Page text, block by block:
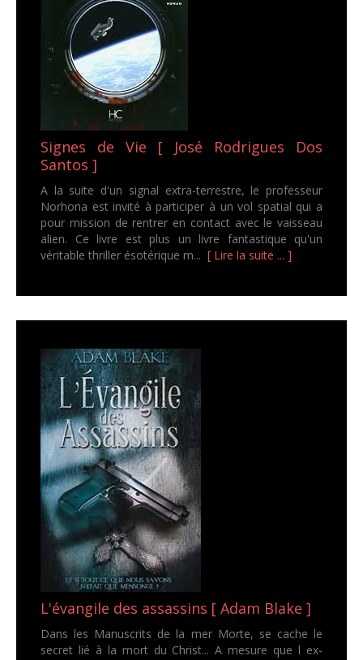
Signes de Vie [ José Rodrigues Dos
Santos ]
A la suite d'un signal extra-terrestre, le professeur
Norhona est invité à participer à un vol spatial qui a
pour mission de rentrer en contact avec le vaisseau
alien. Ce livre est plus un livre fantastique qu'un
véritable thriller ésotérique m... [ Lire la suite ... ]
L'évangile des assassins [ Adam Blake ]
Dans les Manuscrits de la mer Morte, se cache le
secret lié à la mort du Christ... A mesure que l ex-